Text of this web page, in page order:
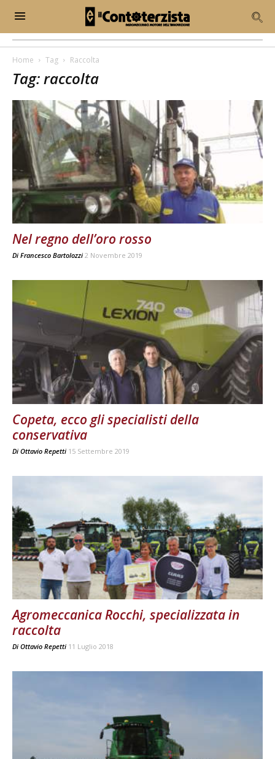
Home Tag Raccolta
Tag: raccolta
Nel regno dell’oro rosso
Di Francesco Bartolozzi 2 Novembre 2019
Copeta, ecco gli specialisti della
conservativa
Di Ottavio Repetti 15 Settembre 2019
Agromeccanica Rocchi, specializzata in
raccolta
Di Ottavio Repetti 11 Luglio 2018